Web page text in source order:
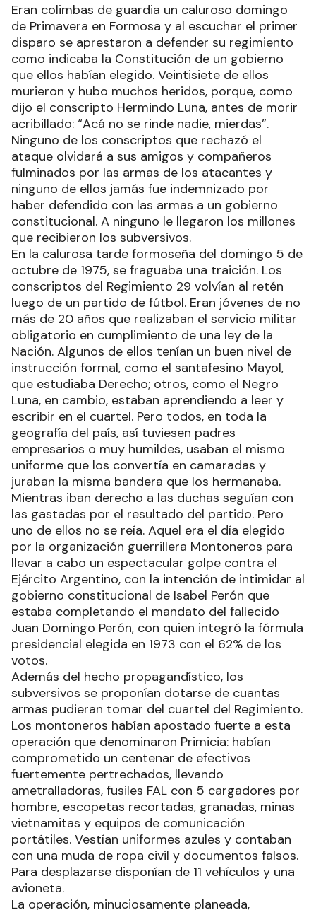
Eran colimbas de guardia un caluroso domingo
de Primavera en Formosa y al escuchar el primer
disparo se aprestaron a defender su regimiento
como indicaba la Constitución de un gobierno
que ellos habían elegido. Veintisiete de ellos
murieron y hubo muchos heridos, porque, como
dijo el conscripto Hermindo Luna, antes de morir
acribillado: “Acá no se rinde nadie, mierdas”.
Ninguno de los conscriptos que rechazó el
ataque olvidará a sus amigos y compañeros
fulminados por las armas de los atacantes y
ninguno de ellos jamás fue indemnizado por
haber defendido con las armas a un gobierno
constitucional. A ninguno le llegaron los millones
que recibieron los subversivos.
En la calurosa tarde formoseña del domingo 5 de
octubre de 1975, se fraguaba una traición. Los
conscriptos del Regimiento 29 volvían al retén
luego de un partido de fútbol. Eran jóvenes de no
más de 20 años que realizaban el servicio militar
obligatorio en cumplimiento de una ley de la
Nación. Algunos de ellos tenían un buen nivel de
instrucción formal, como el santafesino Mayol,
que estudiaba Derecho; otros, como el Negro
Luna, en cambio, estaban aprendiendo a leer y
escribir en el cuartel. Pero todos, en toda la
geografía del país, así tuviesen padres
empresarios o muy humildes, usaban el mismo
uniforme que los convertía en camaradas y
juraban la misma bandera que los hermanaba.
Mientras iban derecho a las duchas seguían con
las gastadas por el resultado del partido. Pero
uno de ellos no se reía. Aquel era el día elegido
por la organización guerrillera Montoneros para
llevar a cabo un espectacular golpe contra el
Ejército Argentino, con la intención de intimidar al
gobierno constitucional de Isabel Perón que
estaba completando el mandato del fallecido
Juan Domingo Perón, con quien integró la fórmula
presidencial elegida en 1973 con el 62% de los
votos.
Además del hecho propagandístico, los
subversivos se proponían dotarse de cuantas
armas pudieran tomar del cuartel del Regimiento.
Los montoneros habían apostado fuerte a esta
operación que denominaron Primicia: habían
comprometido un centenar de efectivos
fuertemente pertrechados, llevando
ametralladoras, fusiles FAL con 5 cargadores por
hombre, escopetas recortadas, granadas, minas
vietnamitas y equipos de comunicación
portátiles. Vestían uniformes azules y contaban
con una muda de ropa civil y documentos falsos.
Para desplazarse disponían de 11 vehículos y una
avioneta.
La operación, minuciosamente planeada,